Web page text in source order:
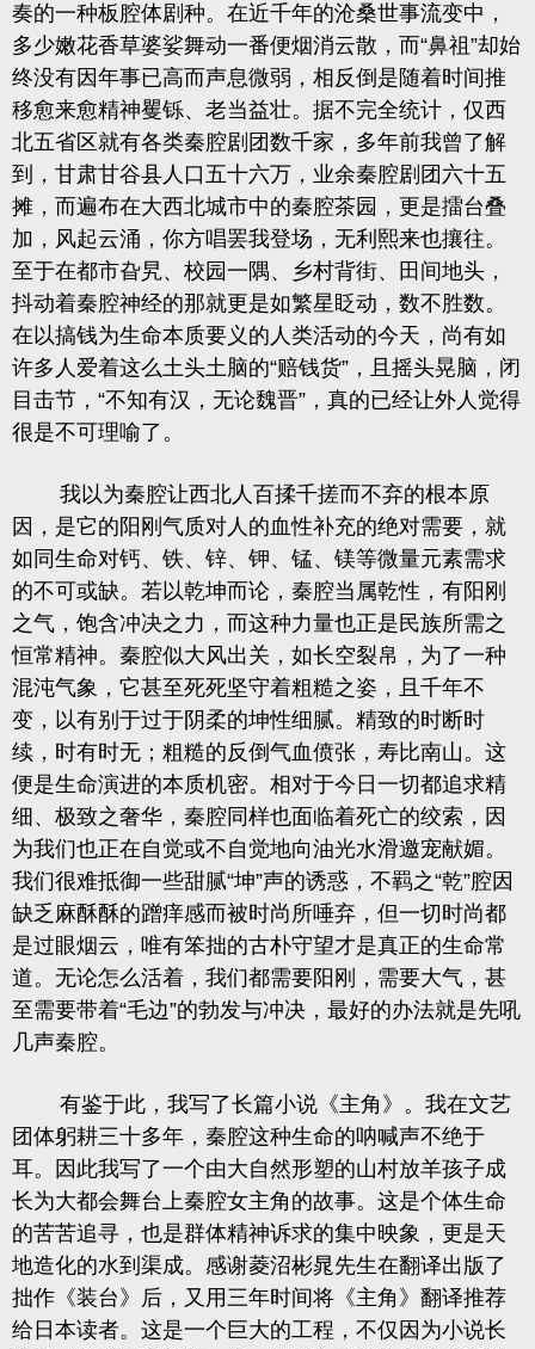
奏的一种板腔体剧种。在近千年的沧桑世事流变中，
多少嫩花香草婆娑舞动一番便烟消云散，而“鼻祖”却始
终没有因年事已高而声息微弱，相反倒是随着时间推
移愈来愈精神矍铄、老当益壮。据不完全统计，仅西
北五省区就有各类秦腔剧团数千家，多年前我曾了解
到，甘肃甘谷县人口五十六万，业余秦腔剧团六十五
摊，而遍布在大西北城市中的秦腔茶园，更是擂台叠
加，风起云涌，你方唱罢我登场，无利熙来也攘往。
至于在都市旮旯、校园一隅、乡村背街、田间地头，
抖动着秦腔神经的那就更是如繁星眨动，数不胜数。
在以搞钱为生命本质要义的人类活动的今天，尚有如
许多人爱着这么土头土脑的“赔钱货”，且摇头晃脑，闭
目击节，“不知有汉，无论魏晋”，真的已经让外人觉得
很是不可理喻了。
我以为秦腔让西北人百揉千搓而不弃的根本原
因，是它的阳刚气质对人的血性补充的绝对需要，就
如同生命对钙、铁、锌、钾、锰、镁等微量元素需求
的不可或缺。若以乾坤而论，秦腔当属乾性，有阳刚
之气，饱含冲决之力，而这种力量也正是民族所需之
恒常精神。秦腔似大风出关，如长空裂帛，为了一种
混沌气象，它甚至死死坚守着粗糙之姿，且千年不
变，以有别于过于阴柔的坤性细腻。精致的时断时
续，时有时无；粗糙的反倒气血偾张，寿比南山。这
便是生命演进的本质机密。相对于今日一切都追求精
细、极致之奢华，秦腔同样也面临着死亡的绞索，因
为我们也正在自觉或不自觉地向油光水滑邀宠献媚。
我们很难抵御一些甜腻“坤”声的诱惑，不羁之“乾”腔因
缺乏麻酥酥的蹭痒感而被时尚所唾弃，但一切时尚都
是过眼烟云，唯有笨拙的古朴守望才是真正的生命常
道。无论怎么活着，我们都需要阳刚，需要大气，甚
至需要带着“毛边”的勃发与冲决，最好的办法就是先吼
几声秦腔。
有鉴于此，我写了长篇小说《主角》。我在文艺
团体躬耕三十多年，秦腔这种生命的呐喊声不绝于
耳。因此我写了一个由大自然形塑的山村放羊孩子成
长为大都会舞台上秦腔女主角的故事。这是个体生命
的苦苦追寻，也是群体精神诉求的集中映象，更是天
地造化的水到渠成。感谢菱沼彬晁先生在翻译出版了
拙作《装台》后，又用三年时间将《主角》翻译推荐
给日本读者。这是一个巨大的工程，不仅因为小说长